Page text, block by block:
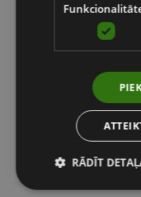
WOODEN PLYO BOX
€
RĀDĪT